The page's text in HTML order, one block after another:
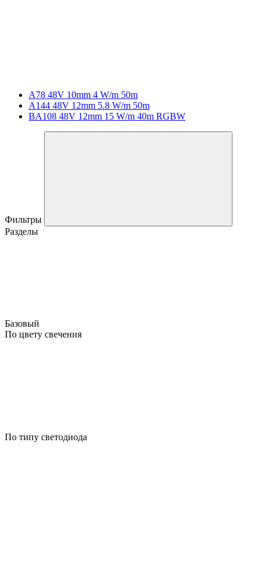
A78 48V 10mm 4 W/m 50m
A144 48V 12mm 5.8 W/m 50m
BA108 48V 12mm 15 W/m 40m RGBW
Фильтры
Разделы
Базовый
По цвету свечения
По типу светодиода